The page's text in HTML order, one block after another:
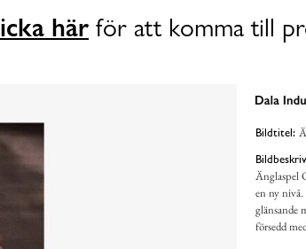
här för att komma till
Bildtitel:
Änglaspel
en ny
glänsande
försedd